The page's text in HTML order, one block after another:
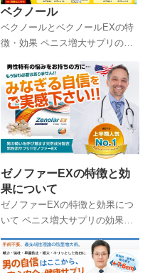
ベクノール
ベクノールとベクノールEXの特
徴・効果 ペニス増大サプリの効
ゼノファーEXの特徴と効
果について
ゼノファーEXの特徴と効果につ
いて ペニス増大サプリの効果は
いかに！？